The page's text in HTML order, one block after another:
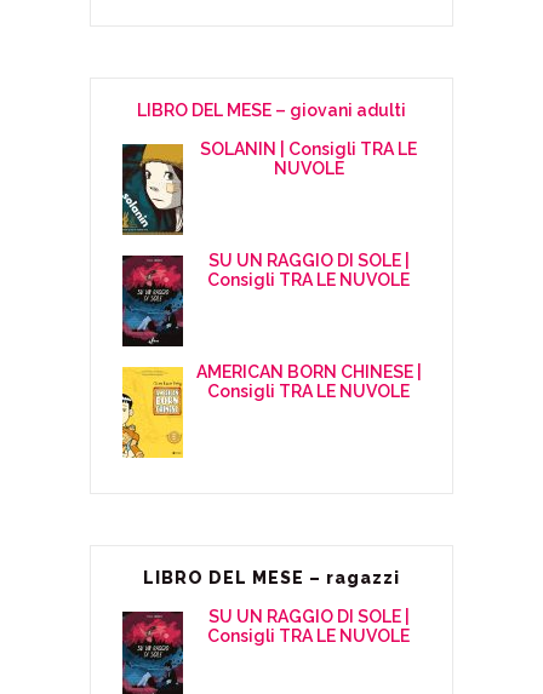
LIBRO DEL MESE – giovani adulti
SOLANIN | Consigli TRA LE
NUVOLE
SU UN RAGGIO DI SOLE |
Consigli TRA LE NUVOLE
AMERICAN BORN CHINESE |
Consigli TRA LE NUVOLE
LIBRO DEL MESE – ragazzi
SU UN RAGGIO DI SOLE |
Consigli TRA LE NUVOLE